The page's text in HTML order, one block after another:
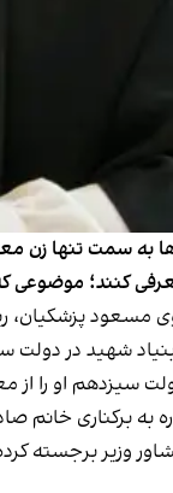
معرفی کنند؛
مسعود
شهید در
سیزدهم او را از
به برکناری خانم
وزیر برجسته